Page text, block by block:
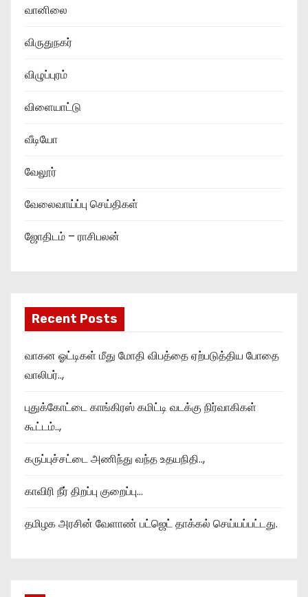
வானிலை
விருதுநகர்
விழுப்புரம்
விளையாட்டு
வீடியோ
வேலூர்
வேலைவாய்ப்பு செய்திகள்
ஜோதிடம் – ராசிபலன்
Recent Posts
வாகன ஓட்டிகள் மீது மோதி விபத்தை ஏற்படுத்திய போதை
வாலிபர்..,
புதுக்கோட்டை காங்கிரஸ் கமிட்டி வடக்கு நிர்வாகிகள்
கூட்டம்..,
கருப்புச்சட்டை அணிந்து வந்த உதயநிதி..,
காவிரி நீர் திறப்பு குறைப்பு…
தமிழக அரசின் வேளாண் பட்ஜெட் தாக்கல் செய்யப்பட்டது.